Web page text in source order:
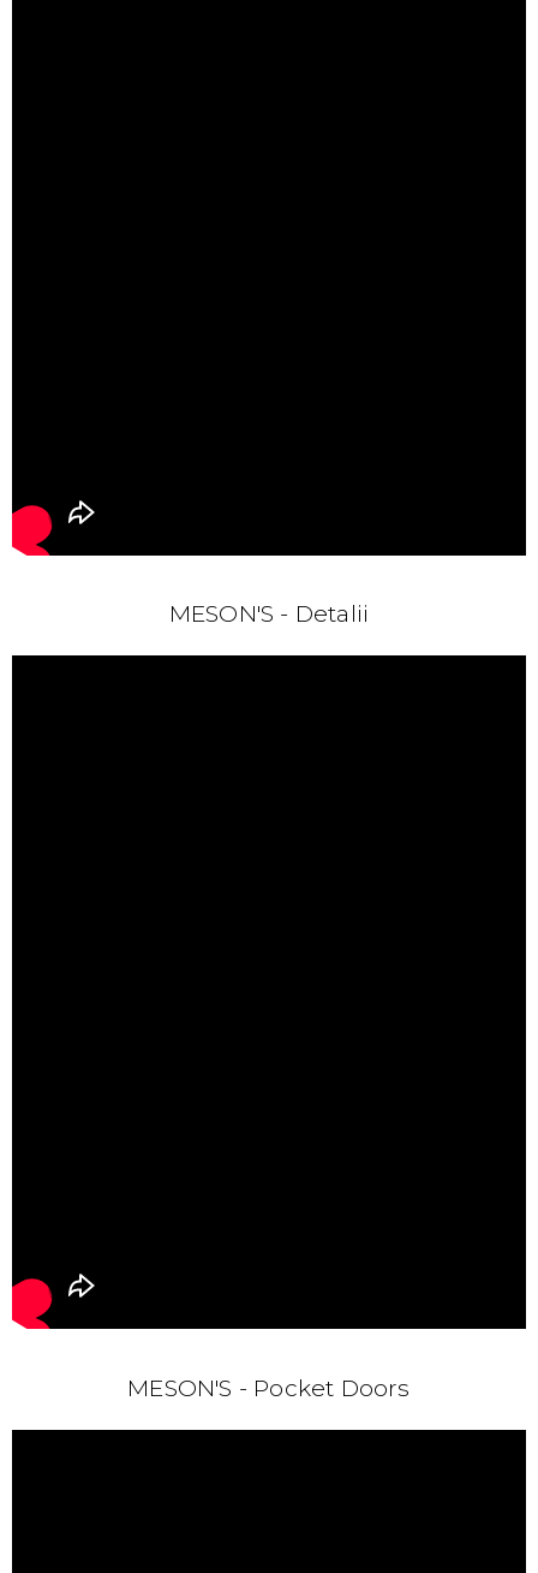
MESON'S - Detalii
MESON'S - Pocket Doors